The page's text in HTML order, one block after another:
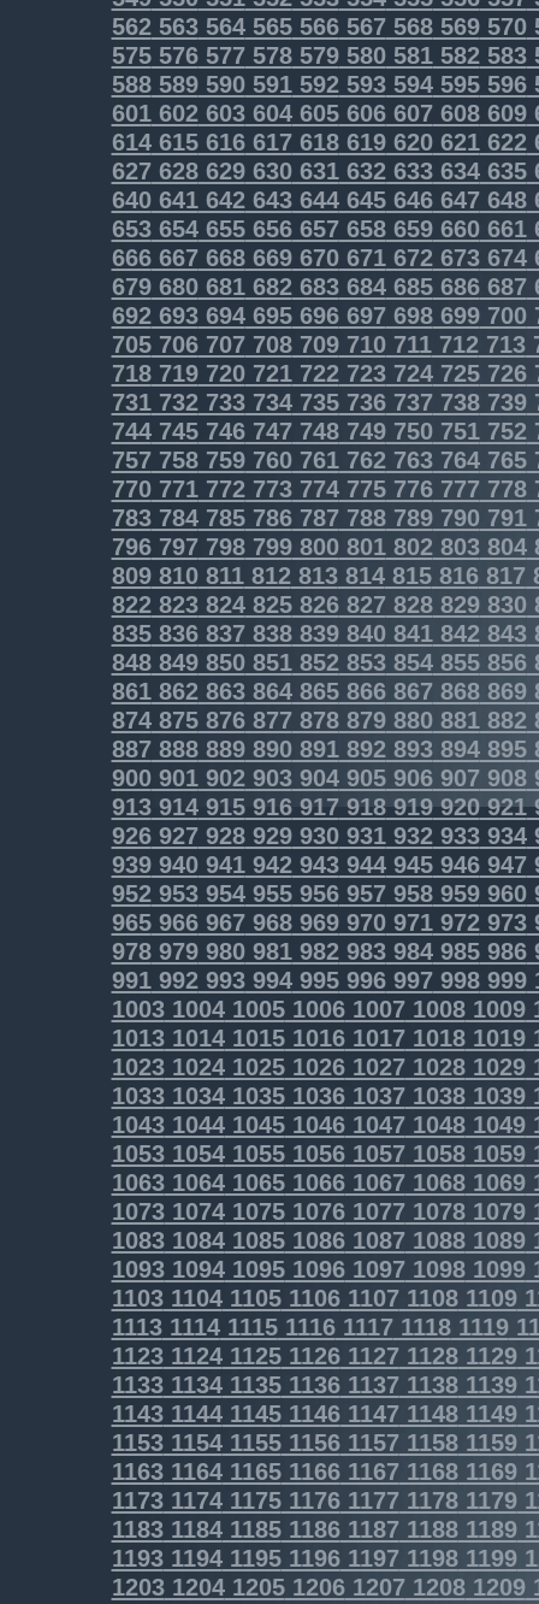
562563564565566567568569570
575576577578579580581582583
588589590591592593594595596
601602603604605606607608609
614615616617618619620621622
627628629630631632633634635
640641642643644645646647648
653654655656657658659660661
666667668669670671672673674
679680681682683684685686687
692693694695696697698699700
705706707708709710711712713
718719720721722723724725726
731732733734735736737 738739
744745746747748749750751752
757758759760761762763764765
770771772773774775776777 778
783784785786787788789790791
796797798799800801802803804
809810811812813814815816817
822823824825826827 828829830
835836837838839840841842843
848849850851852853854855856
861862863864865866867 868869
874875876877 878879880 881882
887888889890891892893894895
900901902903904905906907 908
913914915916917918919920921
926927928929930931932933934
939940941942943944945946947
952953954955956957958959960
965966967968969970971972973
978979980981982983984985986
991992993994995996997998999
1003100410051006100710081009
1013101410151016101710181019
1023102410251026102710281029
1033103410351036103710381039
1043104410451046104710481049
1053105410551056105710581059
1063106410651066106710681069
1073107410751076107710781079
1083108410851086108710881089
1093109410951096109710981099
1103110411051106110711081109
1113111411151116111711181119
11231124112511261127 11281129
11331134113511361137 11381139
11431144114511461147 11481149
11531154115511561157 11581159
11631164116511661167 11681169
11731174117511761177 11781179
11831184118511861187 11881189
11931194119511961197 11981199
12031204120512061207 12081209